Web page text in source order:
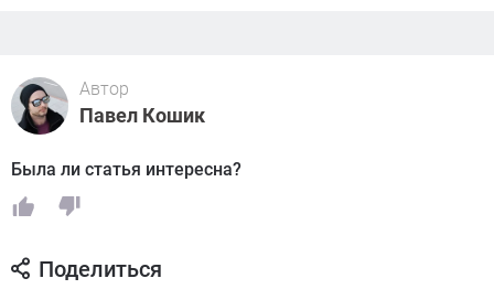
Автор
Павел Кошик
Была ли статья интересна?
Поделиться